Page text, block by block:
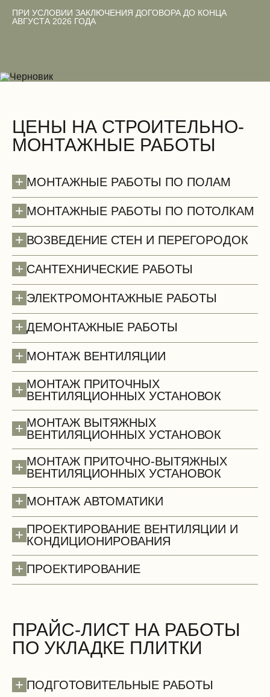
ПРИ УСЛОВИИ ЗАКЛЮЧЕНИЯ ДОГОВОРА ДО КОНЦА
АВГУСТА 2026 ГОДА
ЦЕНЫ НА СТРОИТЕЛЬНО-
МОНТАЖНЫЕ РАБОТЫ
+ МОНТАЖНЫЕ РАБОТЫ ПО ПОЛАМ
+ МОНТАЖНЫЕ РАБОТЫ ПО ПОТОЛКАМ
+ ВОЗВЕДЕНИЕ СТЕН И ПЕРЕГОРОДОК
+ САНТЕХНИЧЕСКИЕ РАБОТЫ
+ ЭЛЕКТРОМОНТАЖНЫЕ РАБОТЫ
+ ДЕМОНТАЖНЫЕ РАБОТЫ
Полы (демонтаж)
+ МОНТАЖ ВЕНТИЛЯЦИИ
+ МОНТАЖ ПРИТОЧНЫХ
ВЕНТИЛЯЦИОННЫХ УСТАНОВОК
+ МОНТАЖ ВЫТЯЖНЫХ
ВЕНТИЛЯЦИОННЫХ УСТАНОВОК
+ МОНТАЖ ПРИТОЧНО-ВЫТЯЖНЫХ
ВЕНТИЛЯЦИОННЫХ УСТАНОВОК
+ МОНТАЖ АВТОМАТИКИ
+ ПРОЕКТИРОВАНИЕ ВЕНТИЛЯЦИИ И
КОНДИЦИОНИРОВАНИЯ
+ ПРОЕКТИРОВАНИЕ
ПРАЙС-ЛИСТ НА РАБОТЫ
ПО УКЛАДКЕ ПЛИТКИ
+ ПОДГОТОВИТЕЛЬНЫЕ РАБОТЫ